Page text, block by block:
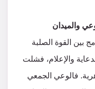
والميدان
بين القوة الصلبة
والإعلام، فشلت
فالوعي الجمعي